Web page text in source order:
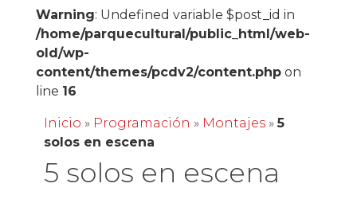
Warning: Undefined variable $post_id in
/home/parquecultural/public_html/web-
old/wp-
content/themes/pcdv2/content.phpon
line 16
Inicio » Programación » Montajes»5
solos en escena
5 solos en escena